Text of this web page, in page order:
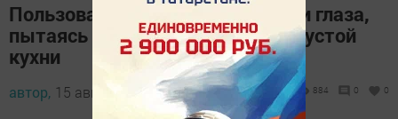
Пользователи Facebook сломали глаза,
пытаясь найти собаку на фото пустой
кухни
автор, 15 августа 2017 - 04:55 884 0 0